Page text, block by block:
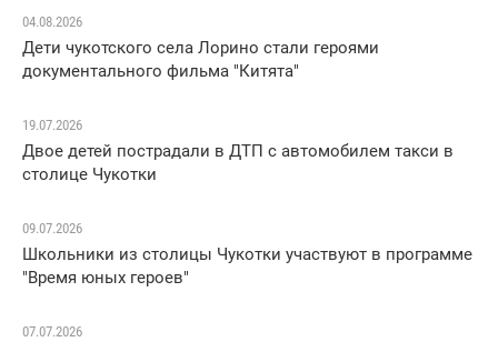
04.08.2026
Дети чукотского села Лорино стали героями
документального фильма "Китята"
19.07.2026
Двое детей пострадали в ДТП с автомобилем такси в
столице Чукотки
09.07.2026
Школьники из столицы Чукотки участвуют в программе
"Время юных героев"
07.07.2026